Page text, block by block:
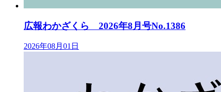
広報わかざくら 2026年8月号No.1386
2026年08月01日